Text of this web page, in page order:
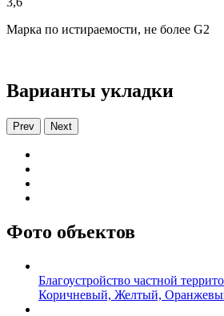
Марка по истираемости, не более G2
Варианты укладки
Prev Next
Фото объектов
Благоустройство частной
Коричневый, Желтый,